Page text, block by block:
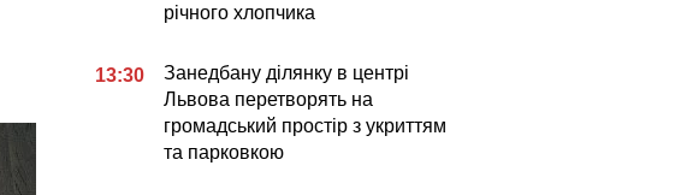
річного хлопчика
13:30
Занедбану ділянку в центрі
Львова перетворять на
громадський простір з укриттям
та парковкою